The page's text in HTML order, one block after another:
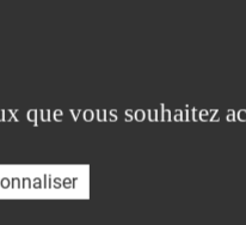
que vous souhaitez